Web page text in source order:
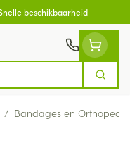
beschikbaarheid
Zoek
/ Bandages en